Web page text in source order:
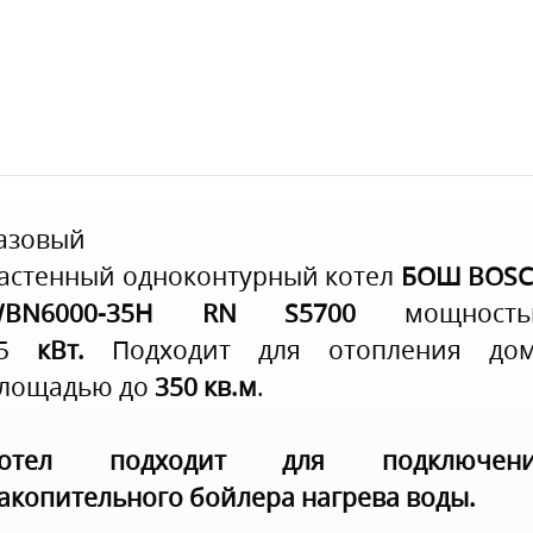
одноконтурный котел БОШ
35H RN S5700
кВт. Подходит для отопления
до 350 кв.м.
подходит для
бойлера нагрева воды.